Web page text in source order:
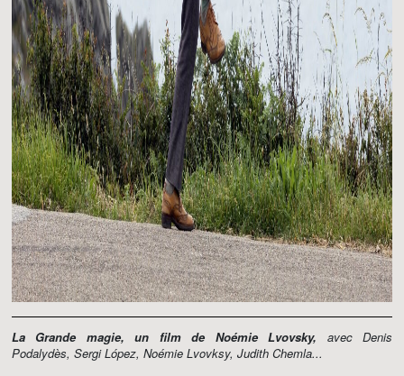
La Grande magie, un film de Noémie Lvovsky, avec Denis
Podalydès, Sergi López, Noémie Lvovksy, Judith Chemla...